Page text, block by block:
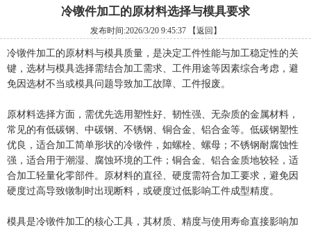
冷镦件加工的原材料选择与模具要求
发布时间:2026/3/20 9:45:37 【返回】
冷镦件加工的原材料与模具质量，是决定工件性能与加工稳定性的关
键，选材与模具选择需结合加工需求、工件用途等因素综合考虑，避
免因选材不当或模具问题导致加工故障、工件报废。
原材料选择方面，需优先选用塑性好、韧性强、无杂质的金属材料，
常见的有低碳钢、中碳钢、不锈钢、铜合金、铝合金等。低碳钢塑性
优良，适合加工简单形状的冷镦件，如螺栓、螺母；不锈钢耐腐蚀性
强，适合用于潮湿、腐蚀环境的工件；铜合金、铝合金质地较轻，适
合加工轻量化零部件。原材料的直径、硬度需符合加工要求，避免因
硬度过高导致镦制时出现断料，或硬度过低影响工件成型精度。
模具是冷镦件加工的核心工具，其材质、精度与使用寿命直接影响加